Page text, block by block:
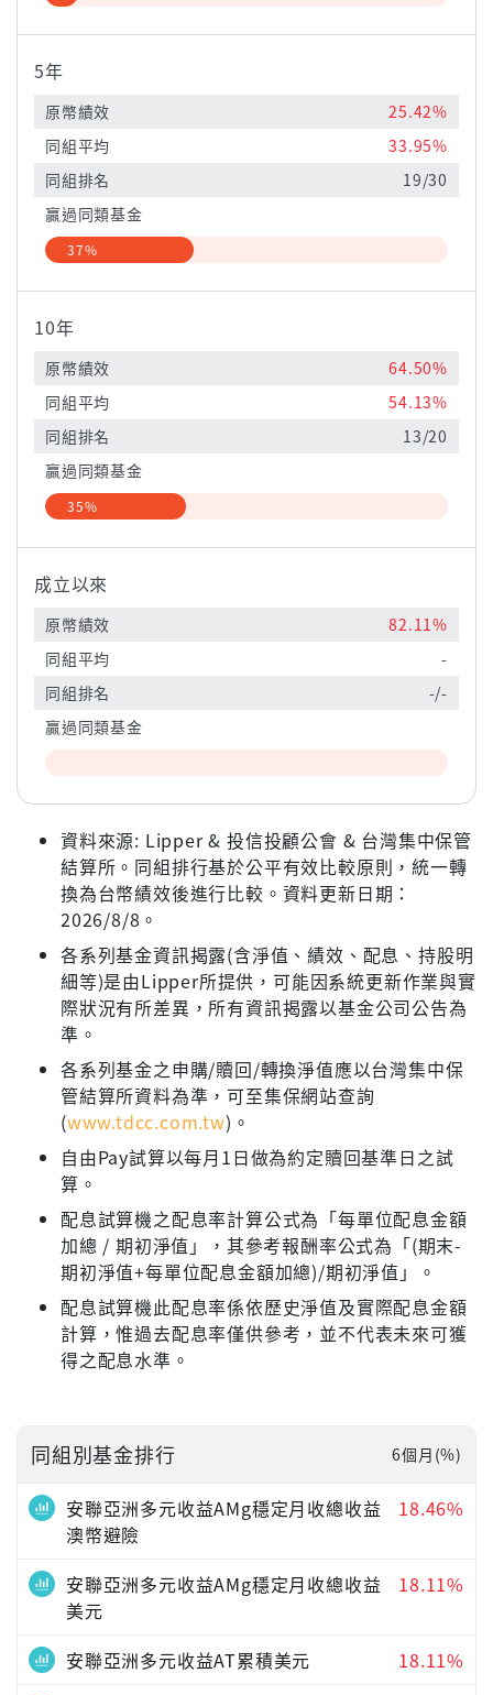
5年
原幣績效
25.42%
同組平均
33.95%
同組排名
19/30
贏過同類基金
37%
10年
原幣績效
64.50%
同組平均
54.13%
同組排名
13/20
贏過同類基金
35%
成立以來
原幣績效
82.11%
同組平均
-
同組排名
-/-
贏過同類基金
資料來源: Lipper & 投信投顧公會 & 台灣集中保管
結算所。同組排行基於公平有效比較原則，統一轉
換為台幣績效後進行比較。資料更新日期：
2026/8/8。
各系列基金資訊揭露(含淨值、績效、配息、持股明
細等)是由Lipper所提供，可能因系統更新作業與實
際狀況有所差異，所有資訊揭露以基金公司公告為
準。
各系列基金之申購/贖回/轉換淨值應以台灣集中保
管結算所資料為準，可至集保網站查詢
(www.tdcc.com.tw)。
自由Pay試算以每月1日做為約定贖回基準日之試
算。
配息試算機之配息率計算公式為「每單位配息金額
加總 / 期初淨值」，其參考報酬率公式為「(期末-
期初淨值+每單位配息金額加總)/期初淨值」。
配息試算機此配息率係依歷史淨值及實際配息金額
計算，惟過去配息率僅供參考，並不代表未來可獲
得之配息水準。
同組別基金排行 6個月(%)
安聯亞洲多元收益AMg穩定月收總收益
澳幣避險
18.46%
安聯亞洲多元收益AMg穩定月收總收益
美元
18.11%
安聯亞洲多元收益AT累積美元
18.11%